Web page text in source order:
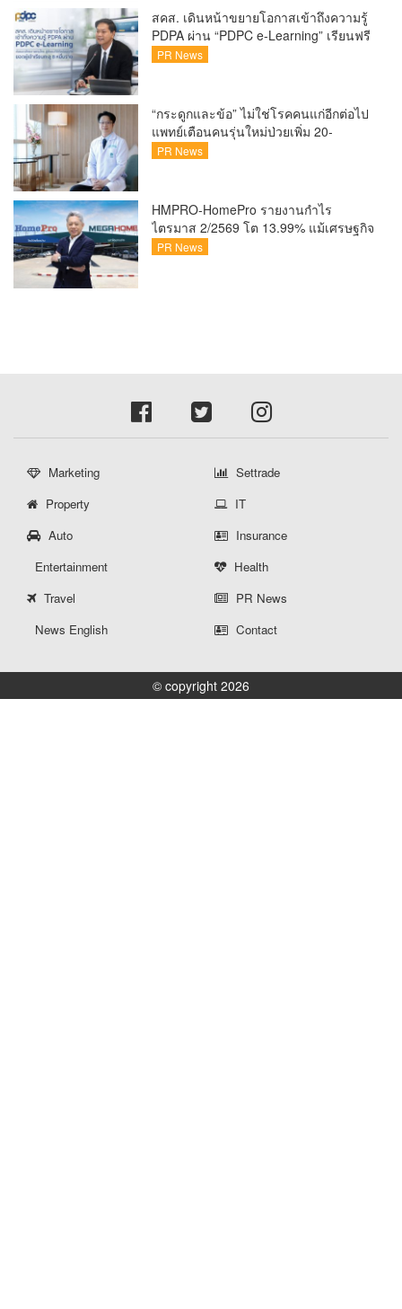
สุดพิเศษตลอดทัวร์นาเมนต์
สคส. เดินหน้าขยายโอกาสเข้าถึงความรู้
PDPA ผ่าน “PDPC e-Learning” เรียนฟรี
ทุกที่ ทุกเวลา พร้อมประกาศนียบัตร ต่อย
แล้ว
PR News
“กระดูกและข้อ” ไม่ใช่โรคคนแก่อีกต่อไป
แพทย์เตือนคนรุ่นใหม่ป่วยเพิ่ม 20-
30% เสี่ยง ‘ข้อเข่าเสื่อมก่อนวัย’ จาก
PR News
HMPRO-HomePro รายงานกำไร
ไตรมาส 2/2569 โต 13.99% แม้เศรษฐกิจ
ผันผวนเดินหน้าขยายสาขา เสริมพอร์ต
PR News
Marketing
Settrade
Property
IT
Auto
Insurance
Entertainment
Health
Travel
PR News
News English
Contact
© copyright 2026